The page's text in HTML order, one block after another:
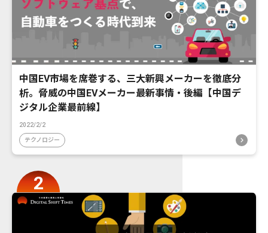
中国EV市場を席巻する、三大新興メーカーを徹底分
析。脅威の中国EVメーカー最新事情・後編【中国デ
ジタル企業最前線】
2022/2/2
テクノロジー